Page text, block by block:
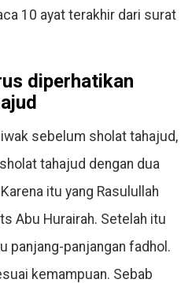
10 ayat terakhir dari surat
diperhatikan
sebelum sholat tahajud,
tahajud dengan dua
itu yang Rasulullah
Abu Hurairah. Setelah itu
panjang-panjangan fadhol.
kemampuan. Sebab